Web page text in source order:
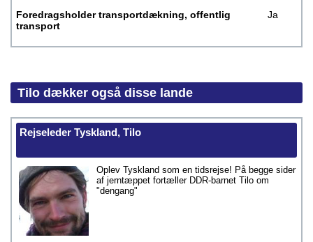
Foredragsholder transportdækning, offentlig
transport
Ja
Tilo dækker også disse lande
Rejseleder Tyskland, Tilo
Oplev Tyskland som en tidsrejse! På begge sider
af jerntæppet fortæller DDR-barnet Tilo om
"dengang"